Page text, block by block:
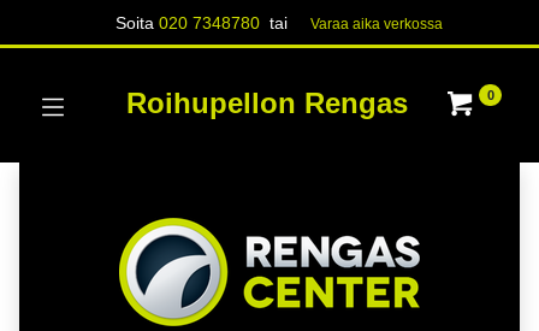
Soita020 7348780 tai Varaa aika verk​​​​ossa
Roihupellon Rengas 0